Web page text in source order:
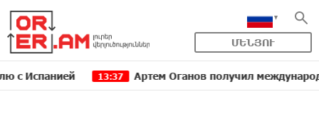
ՄԵՆՅՈՒ
13:37 Артем Оганов получил международную